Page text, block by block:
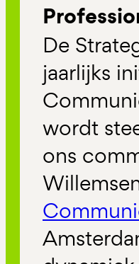
De
jaarlijks
wordt
ons